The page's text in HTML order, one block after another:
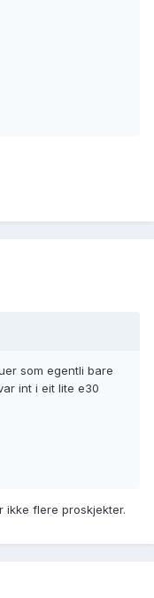
som egentli bare
int i eit lite e30
ikke flere proskjekter.